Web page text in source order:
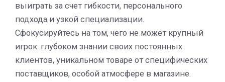
выиграть за счет гибкости, персонального
подхода и узкой специализации.
Сфокусируйтесь на том, чего не может крупный
игрок: глубоком знании своих постоянных
клиентов, уникальном товаре от специфических
поставщиков, особой атмосфере в магазине.